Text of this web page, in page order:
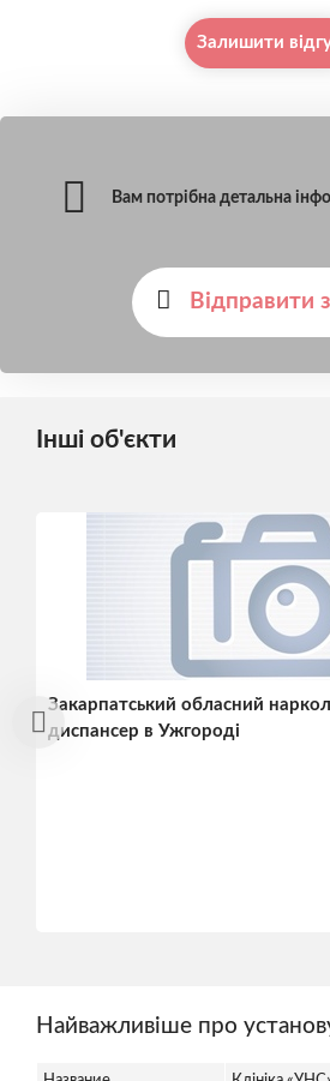
Залишити
Вам потрібна детальна
Відправити
Інші об'єкти
Закарпатський обласний
диспансер в Ужгороді
Найважливіше про